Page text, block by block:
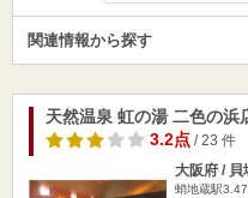
関連情報から探す
天然温泉 虹の湯 二色の浜
3.2点/ 23 件
大阪府 / 貝
蛸地蔵駅